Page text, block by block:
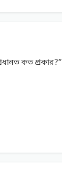
কত প্রকার?”